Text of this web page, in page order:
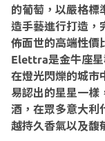
的葡萄，以嚴格標
造手藝進行打造，
佈面世的高端性價
Elettra是金牛座星
在燈光閃爍的城市
易認出的星星一樣
酒，在眾多意大利
越持久香氣以及馥